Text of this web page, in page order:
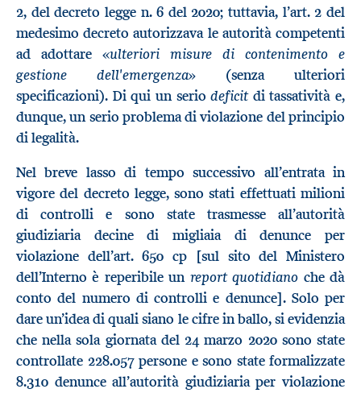
2, del decreto legge n. 6 del 2020; tuttavia, l’art. 2 del
medesimo decreto autorizzava le autorità competenti
ad adottare «ulteriori misure di contenimento e
gestione dell'emergenza» (senza ulteriori
specificazioni). Di qui un seriodeficitdi tassatività e,
dunque, un serio problema di violazione del principio
di legalità.
Nel breve lasso di tempo successivo all’entrata in
vigore del decreto legge, sono stati effettuati milioni
di controlli e sono state trasmesse all’autorità
giudiziaria decine di migliaia di denunce per
violazione dell’art. 650 cp [sul sito del Ministero
dell’Interno è reperibile un report quotidiano che dà
conto del numero di controlli e denunce]. Solo per
dare un’idea di quali siano le cifre in ballo, si evidenzia
che nella sola giornata del 24 marzo 2020 sono state
controllate 228.057 persone e sono state formalizzate
8.310 denunce all’autorità giudiziaria per violazione